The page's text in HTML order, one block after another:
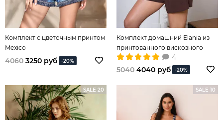
Комплект с цветочным принтом
Mexico
4060 3250 руб -20%
Комплект домашний Elania из
принтованного вискозного
полотна
4
5040 4040 руб -20%
SALE 20 SALE 10